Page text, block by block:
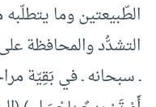
الطّبيعتين وما
التشدُّد والمحافظة
ـ سبحانه ـ في بَقِيّة